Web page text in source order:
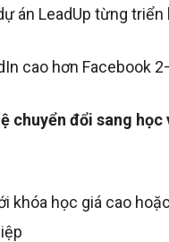
án LeadUp từng triển
cao hơn Facebook
chuyển đổi sang học
khóa học giá cao